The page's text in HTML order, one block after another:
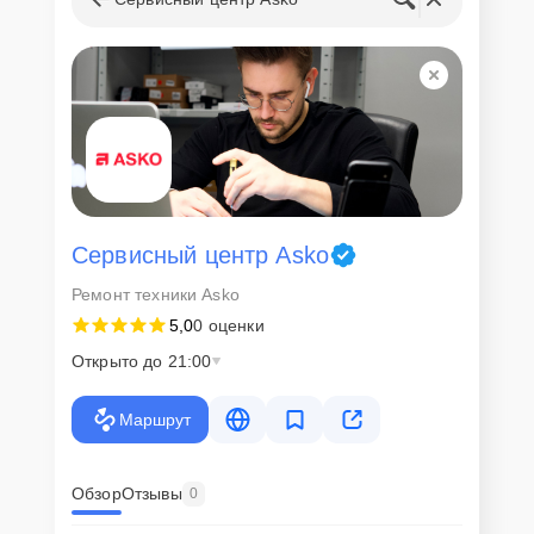
Для всех клиентов действуют демократичные и фиксированные
цены. Конечная стоимость работ обсуждается с клиентом и не в
коем случае не может измениться в процессе работ. Сервис не
навязывает клиентам дополнительные услуги и не
предусматривает скрытые платежи. Рассчитать предварительную
стоимость ремонта можно с помощью нашегоКалькулятора
Скорость диагностики и
ремонта
Наша компания ценит время клиентов и понимает важность
оперативного решения любых вопросов. В среднем, ремонт
клиент сможет забрать свой гаджет в этот же день. При
Внимание! Устройство отправляется на ремонт только после
согласования вариантов запчастей и стоимости ремонта с
изменена в процессе или после завершения работ.
Сервисный центр Asko
Ремонт техники Asko
5,00 оценки
Открыто до 21:00
Маршрут
ОбзорОтзывы 0